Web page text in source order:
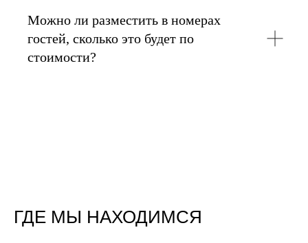
Можно ли разместить в номерах
гостей, сколько это будет по
стоимости?
ГДЕ МЫ НАХОДИМСЯ